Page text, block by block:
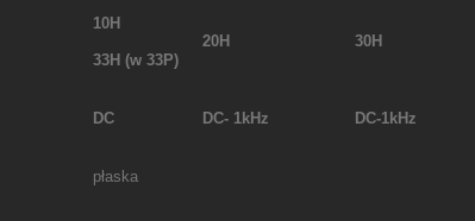
10H
33H (w 33P)
20H 30H
DC DC- 1kHz DC-1kHz
płaska